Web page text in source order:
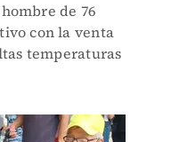
de 76
con la venta
temperaturas